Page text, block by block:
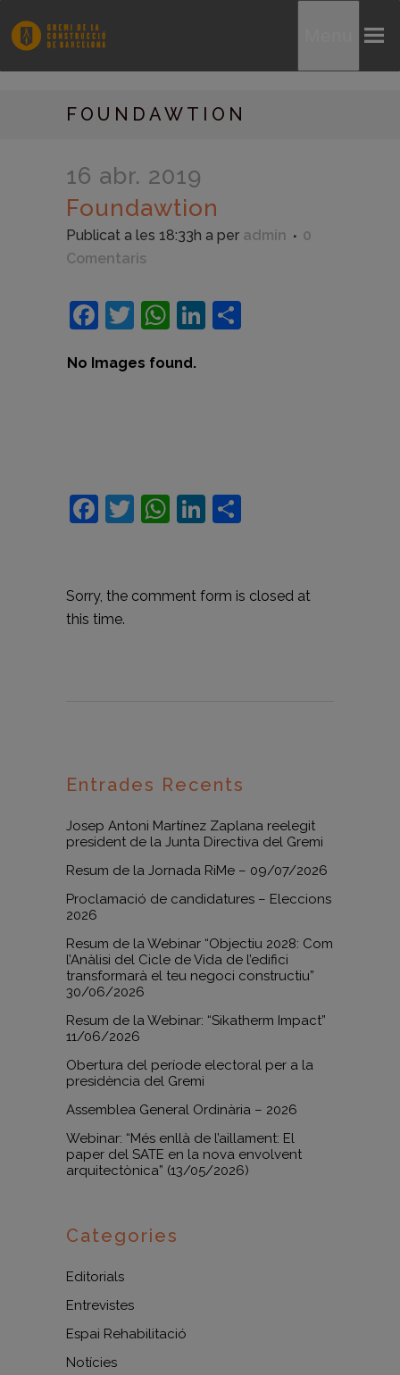
FOUNDAWTION
16 abr. 2019
Foundawtion
Publicat a les 18:33h a per admin
0
Comentaris
Facebook
Twitter
WhatsApp
LinkedIn
No Images found.
Facebook
Twitter
WhatsApp
LinkedIn
Sorry, the comment form is closed at
this time.
Entrades Recents
Josep Antoni Martínez Zaplana reelegit
president de la Junta Directiva del Gremi
Resum de la Jornada RiMe – 09/07/2026
Proclamació de candidatures – Eleccions
2026
Resum de la Webinar “Objectiu 2028: Com
l’Anàlisi del Cicle de Vida de l’edifici
transformarà el teu negoci constructiu”
30/06/2026
Resum de la Webinar: “Sikatherm Impact”
11/06/2026
Obertura del període electoral per a la
presidència del Gremi
Assemblea General Ordinària – 2026
Webinar: “Més enllà de l’aillament: El
paper del SATE en la nova envolvent
arquitectònica” (13/05/2026)
Categories
Editorials
Entrevistes
Espai Rehabilitació
Notícies